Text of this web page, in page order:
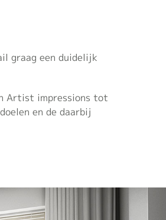
graag een duidelijk
Artist impressions tot
en de daarbij